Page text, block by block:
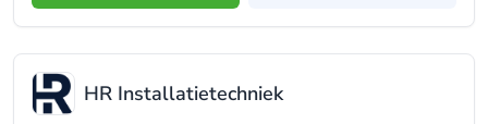
HR Installatietechniek